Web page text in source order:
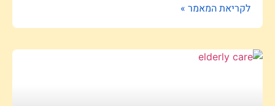
לקריאת המאמר »